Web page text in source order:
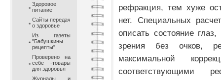
Здоровое
питание
Сайты передач
о здоровье
Из газеты
"Бабушкины
рецепты"
Проверено на
себе -товары
для здоровья
Журналы и
рефракция, тем хуже
нет. Специальных
описать состояние
зрения без очков,
максимальной
соответствующими